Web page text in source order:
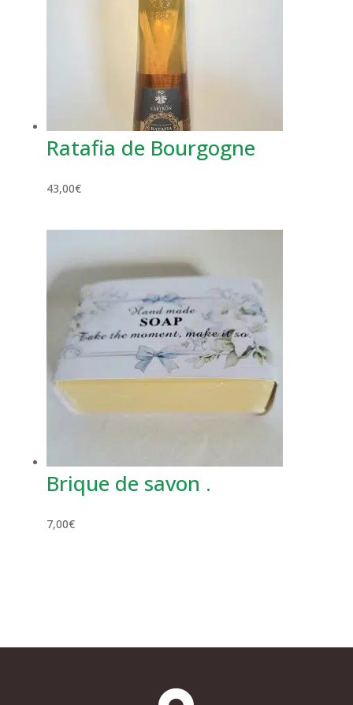
Ratafia de Bourgogne
43,00€
Brique de savon .
7,00€